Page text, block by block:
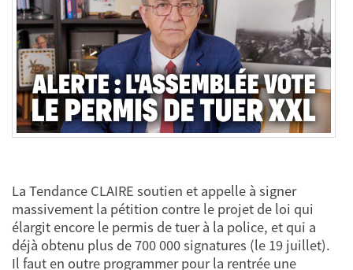
La Tendance CLAIRE soutien et appelle à signer
massivement la pétition contre le projet de loi qui
élargit encore le permis de tuer à la police, et qui a
déjà obtenu plus de 700 000 signatures (le 19 juillet).
Il faut en outre programmer pour la rentrée une